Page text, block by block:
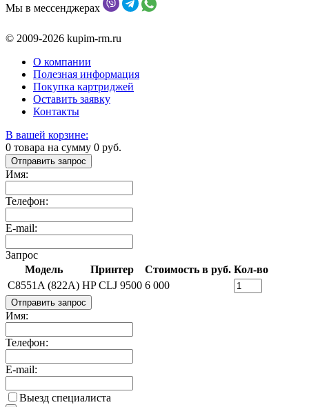
Мы в мессенджерах
© 2009-2026 kupim-rm.ru
О компании
Полезная информация
Покупка картриджей
Оставить заявку
Контакты
В вашей корзине:
0 товара на сумму 0 руб.
Отправить запрос
Имя:
Телефон:
E-mail:
Запрос
Модель
Принтер Стоимость в руб. Кол-во
C8551A (822A) HP СLJ 9500 6 000
Отправить запрос
Имя:
Телефон:
E-mail:
Выезд специалиста